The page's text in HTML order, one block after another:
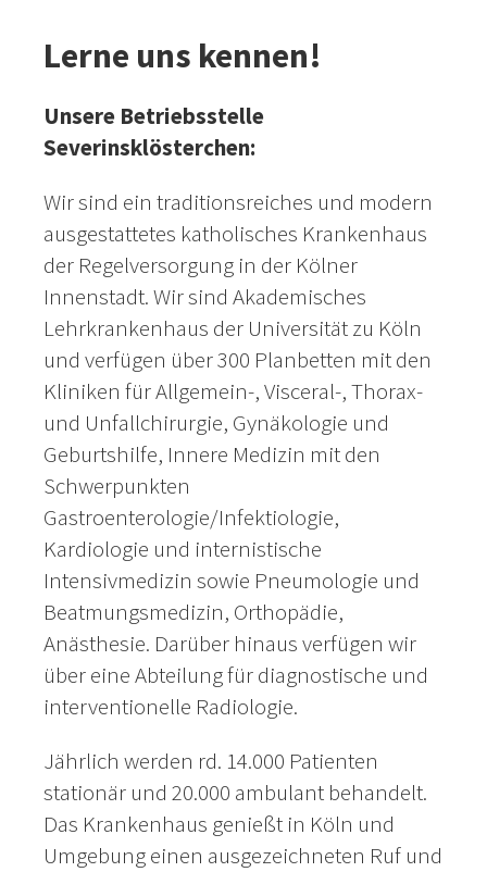
Lerne uns kennen!
Unsere Betriebsstelle
Severinsklösterchen:
Wir sind ein traditionsreiches und modern
ausgestattetes katholisches Krankenhaus
der Regelversorgung in der Kölner
Innenstadt. Wir sind Akademisches
Lehrkrankenhaus der Universität zu Köln
und verfügen über 300 Planbetten mit den
Kliniken für Allgemein-, Visceral-, Thorax-
und Unfallchirurgie, Gynäkologie und
Geburtshilfe, Innere Medizin mit den
Schwerpunkten
Gastroenterologie/Infektiologie,
Kardiologie und internistische
Intensivmedizin sowie Pneumologie und
Beatmungsmedizin, Orthopädie,
Anästhesie. Darüber hinaus verfügen wir
über eine Abteilung für diagnostische und
interventionelle Radiologie.
Jährlich werden rd. 14.000 Patienten
stationär und 20.000 ambulant behandelt.
Das Krankenhaus genießt in Köln und
Umgebung einen ausgezeichneten Ruf und